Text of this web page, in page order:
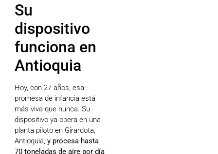
Su
dispositivo
funciona en
Antioquia
Hoy, con 27 años, esa
promesa de infancia está
más viva que nunca. Su
dispositivo ya opera en una
planta piloto en Girardota,
Antioquia, y procesa hasta
70 toneladas de aire por día